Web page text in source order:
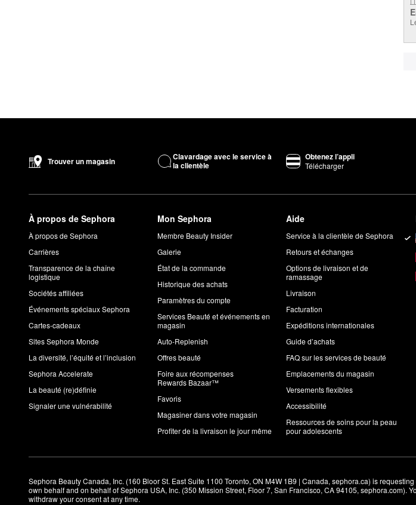
Trouver un magasin
Clavardage avec le service à
la clientèle
Obtenez l’appli
Télécharger
À propos de Sephora
À propos de Sephora
Carrières
Transparence de la chaîne
logistique
Sociétés affiliées
Événements spéciaux Sephora
Cartes-cadeaux
Sites Sephora Monde
La diversité, l’équité et l’inclusion
Sephora Accelerate
La beauté (re)définie
Signaler une vulnérabilité
Mon Sephora
Membre Beauty Insider
Galerie
État de la commande
Historique des achats
Paramètres du compte
Services Beauté et événements en
magasin
Auto-Replenish
Offres beauté
Foire aux récompenses
Rewards Bazaar™
Favoris
Magasiner dans votre magasin
Profiter de la livraison le jour même
Aide
Service à la clientèle de Sephora
Retours et échanges
Options de livraison et de
ramassage
Livraison
Facturation
Expéditions internationales
Guide d’achats
FAQ sur les services de beauté
Emplacements du magasin
Versements flexibles
Accessibilité
Ressources de soins pour la peau
pour adolescents
Sephora Beauty Canada, Inc. (160 Bloor St. East Suite 1100 Toronto, ON M4W 1B9 | Canada, sephora.ca) is
own behalf and on behalf of Sephora USA, Inc. (350 Mission Street, Floor 7, San Francisco, CA 94105, sephora.com).
withdraw your consent at any time.